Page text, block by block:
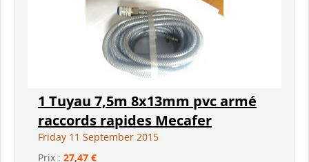
1 Tuyau 7,5m 8x13mm pvc armé
raccords rapides Mecafer
Friday 11 September 2015
Prix : 27,47 €